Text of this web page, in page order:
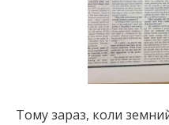
Тому зараз, коли